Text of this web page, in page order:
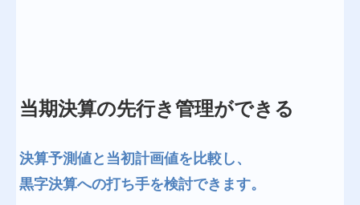
当期決算の先行き管理ができる
決算予測値と当初計画値を比較し、
黒字決算への打ち手を検討できます。